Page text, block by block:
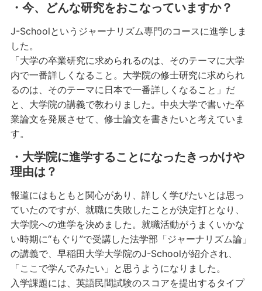
・今、どんな研究をおこなっていますか？
J-Schoolというジャーナリズム専門のコースに進学しま
した。
「大学の卒業研究に求められるのは、そのテーマに大学
内で一番詳しくなること。大学院の修士研究に求められ
るのは、そのテーマに日本で一番詳しくなること」だ
と、大学院の講義で教わりました。中央大学で書いた卒
業論文を発展させて、修士論文を書きたいと考えていま
す。
・大学院に進学することになったきっかけや
理由は？
報道にはもともと関心があり、詳しく学びたいとは思っ
ていたのですが、就職に失敗したことが決定打となり、
大学院への進学を決めました。就職活動がうまくいかな
い時期に“もぐり”で受講した法学部「ジャーナリズム論」
の講義で、早稲田大学大学院のJ-Schoolが紹介され、
「ここで学んでみたい」と思うようになりました。
入学課題には、英語民間試験のスコアを提出するタイプ